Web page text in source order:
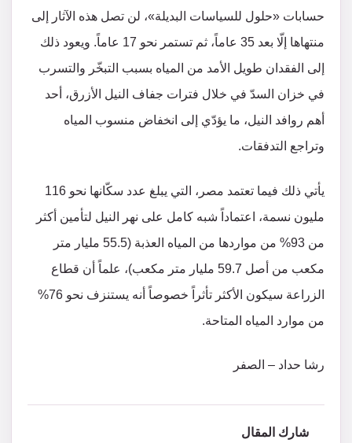
حسابات «حلول للسياسات البديلة»، لن تصل هذه الآثار إلى
منتهاها إلّا بعد 35 عاماً، ثم تستمر نحو 17 عاماً. ويعود ذلك
إلى الفقدان طويل الأمد من المياه بسبب التبخّر والتسرب
في خزان السدّ في خلال فترات جفاف النيل الأزرق، أحد
أهم روافد النيل، ما يؤدّي إلى انخفاض منسوب المياه
وتراجع التدفقات.
يأتي ذلك فيما تعتمد مصر، التي يبلغ عدد سكّانها نحو 116
مليون نسمة، اعتماداً شبه كامل على نهر النيل لتأمين أكثر
من 93% من مواردها من المياه العذبة (55.5 مليار متر
مكعب من أصل 59.7 مليار متر مكعب)، علماً أن قطاع
الزراعة سيكون الأكثر تأثراً خصوصاً أنه يستنزف نحو 76%
من موارد المياه المتاحة.
رشا حداد – الصفر
شارك المقال